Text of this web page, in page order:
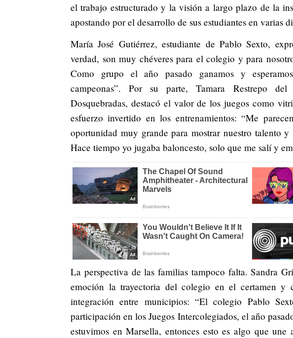
el trabajo estructurado y la visión a largo plazo de la
apostando por el desarrollo de sus estudiantes en varias
María José Gutiérrez, estudiante de Pablo Sexto,
verdad, son muy chéveres para el colegio y para
Como grupo el año pasado ganamos y
campeonas”. Por su parte, Tamara Restrepo
Dosquebradas, destacó el valor de los juegos como
esfuerzo invertido en los entrenamientos: “Me
oportunidad muy grande para mostrar nuestro talento
Hace tiempo yo jugaba baloncesto, solo que me salí y
La perspectiva de las familias tampoco falta. Sandra
emoción la trayectoria del colegio en el certamen y
integración entre municipios: “El colegio Pablo
participación en los Juegos Intercolegiados, el año
estuvimos en Marsella, entonces esto es algo que